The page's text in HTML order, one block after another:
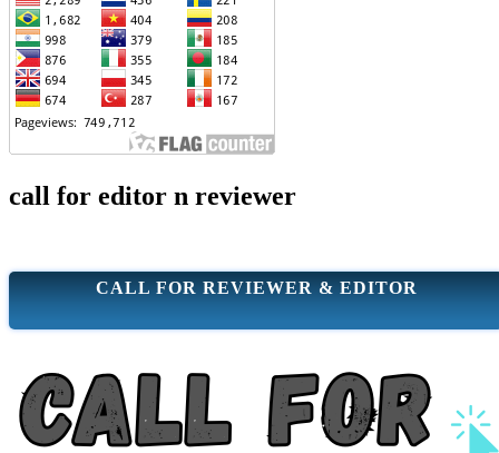
call for editor n reviewer
CALL FOR REVIEWER & EDITOR